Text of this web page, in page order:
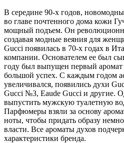
В середине 90-х годов,
во главе почтенного дома кожи
мощный подъем. Он
создавая модные веяния для
Gucci появилась в 70-х годах в
компании. Основателем ее был
году был выпущен первый
большой успех. С каждым годом
увеличивался, появились духи
Gucci №3, Eaude Gucci и другие.
выпустить мужскую туалетную
Парфюмеры взяли за основу
ноты, чтобы придать образу
власти. Все ароматы духов
характеристики бренда.